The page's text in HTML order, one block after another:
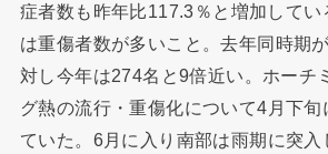
症者数も昨年比117.3％と増加して
は重傷者数が多いこと。去年同時期
対し今年は274名と9倍近い。ホーチ
グ熱の流行・重傷化について4月下旬
ていた。6月に入り南部は雨期に突